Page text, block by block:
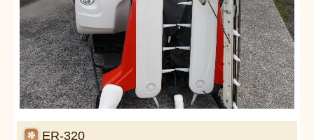
ER-320